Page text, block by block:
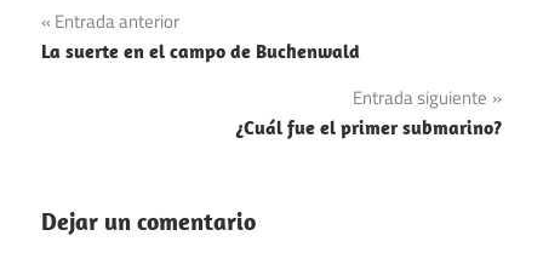
Navegación
de
Entrada anterior
La suerte en el campo de Buchenwald
Entrada siguiente
¿Cuál fue el primer submarino?
Dejar un comentario